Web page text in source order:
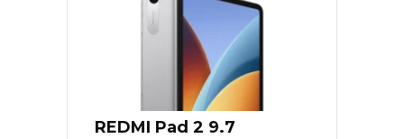
REDMI Pad 2 9.7